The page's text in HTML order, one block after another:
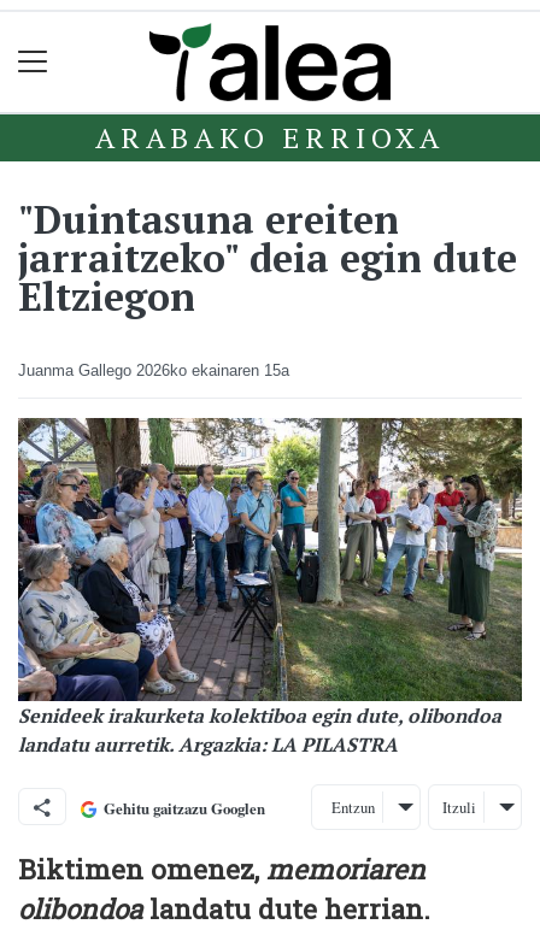
ARABAKO ERRIOXA
"Duintasuna ereiten
jarraitzeko" deia egin dute
Eltziegon
Juanma Gallego 2026ko ekainaren 15a
Senideek irakurketa kolektiboa egin dute, olibondoa
landatu aurretik. Argazkia: LA PILASTRA
Gehitu gaitzazu Googlen Entzun Itzuli
Biktimen omenez, memoriaren
olibondoalandatu dute herrian.